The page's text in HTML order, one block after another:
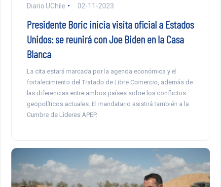
Diario UChile 02-11-2023
Presidente Boric inicia visita oficial a Estados
Unidos: se reunirá con Joe Biden en la Casa
Blanca
La cita estará marcada por la agenda económica y el
fortalecimiento del Tratado de Libre Comercio, además de
las diferencias entre ambos países sobre los conflictos
geopolíticos actuales. El mandatario asistirá también a la
Cumbre de Líderes APEP.